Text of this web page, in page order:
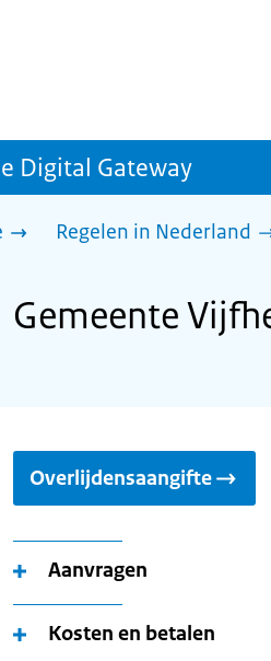
Digital Gateway
Regelen in Nederland
Gemeente
Overlijdensaangifte
Aanvragen
Kosten en betalen